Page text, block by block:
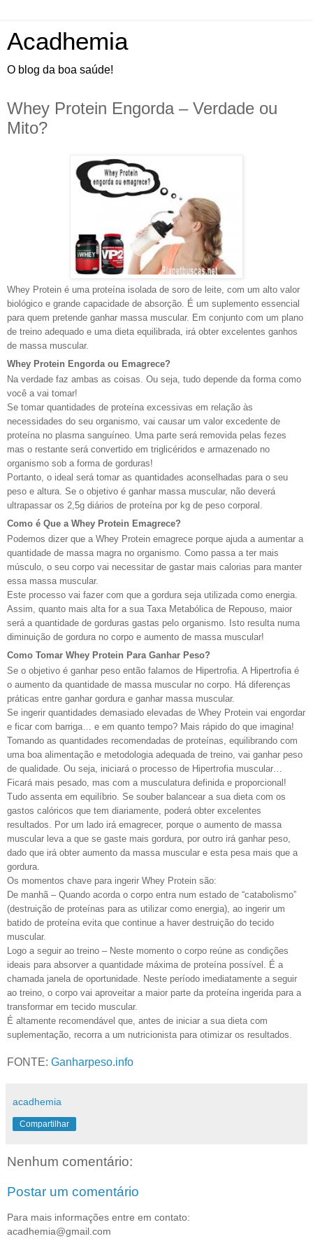
Acadhemia
O blog da boa saúde!
Whey Protein Engorda – Verdade ou
Mito?
Whey Protein é uma proteína isolada de soro de leite, com um alto valor
biológico e grande capacidade de absorção. É um suplemento essencial
para quem pretende ganhar massa muscular. Em conjunto com um plano
de treino adequado e uma dieta equilibrada, irá obter excelentes ganhos
de massa muscular.
Whey Protein Engorda ou Emagrece?
Na verdade faz ambas as coisas. Ou seja, tudo depende da forma como
você a vai tomar!
Se tomar quantidades de proteína excessivas em relação às
necessidades do seu organismo, vai causar um valor excedente de
proteína no plasma sanguíneo. Uma parte será removida pelas fezes
mas o restante será convertido em triglicéridos e armazenado no
organismo sob a forma de gorduras!
Portanto, o ideal será tomar as quantidades aconselhadas para o seu
peso e altura. Se o objetivo é ganhar massa muscular, não deverá
ultrapassar os 2,5g diários de proteína por kg de peso corporal.
Como é Que a Whey Protein Emagrece?
Podemos dizer que a Whey Protein emagrece porque ajuda a aumentar a
quantidade de massa magra no organismo. Como passa a ter mais
músculo, o seu corpo vai necessitar de gastar mais calorias para manter
essa massa muscular.
Este processo vai fazer com que a gordura seja utilizada como energia.
Assim, quanto mais alta for a sua Taxa Metabólica de Repouso, maior
será a quantidade de gorduras gastas pelo organismo. Isto resulta numa
diminuição de gordura no corpo e aumento de massa muscular!
Como Tomar Whey Protein Para Ganhar Peso?
Se o objetivo é ganhar peso então falamos de Hipertrofia. A Hipertrofia é
o aumento da quantidade de massa muscular no corpo. Há diferenças
práticas entre ganhar gordura e ganhar massa muscular.
Se ingerir quantidades demasiado elevadas de Whey Protein vai engordar
e ficar com barriga… e em quanto tempo? Mais rápido do que imagina!
Tomando as quantidades recomendadas de proteínas, equilibrando com
uma boa alimentação e metodologia adequada de treino, vai ganhar peso
de qualidade. Ou seja, iniciará o processo de Hipertrofia muscular…
Ficará mais pesado, mas com a musculatura definida e proporcional!
Tudo assenta em equilíbrio. Se souber balancear a sua dieta com os
gastos calóricos que tem diariamente, poderá obter excelentes
resultados. Por um lado irá emagrecer, porque o aumento de massa
muscular leva a que se gaste mais gordura, por outro irá ganhar peso,
dado que irá obter aumento da massa muscular e esta pesa mais que a
gordura.
Os momentos chave para ingerir Whey Protein são:
De manhã – Quando acorda o corpo entra num estado de “catabolismo”
(destruição de proteínas para as utilizar como energia), ao ingerir um
batido de proteína evita que continue a haver destruição do tecido
muscular.
Logo a seguir ao treino – Neste momento o corpo reúne as condições
ideais para absorver a quantidade máxima de proteína possível. É a
chamada janela de oportunidade. Neste período imediatamente a seguir
ao treino, o corpo vai aproveitar a maior parte da proteína ingerida para a
transformar em tecido muscular.
É altamente recomendável que, antes de iniciar a sua dieta com
suplementação, recorra a um nutricionista para otimizar os resultados.
FONTE: Ganharpeso.info
acadhemia
Compartilhar
Nenhum comentário:
Postar um comentário
Para mais informações entre em contato:
acadhemia@gmail.com